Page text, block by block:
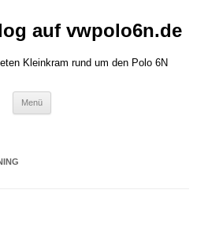
auf vwpolo6n.de
Kleinkram rund um den Polo 6N
Menü